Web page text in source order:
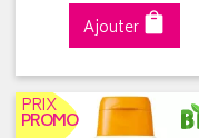
Ajouter
PRIX
PROMO